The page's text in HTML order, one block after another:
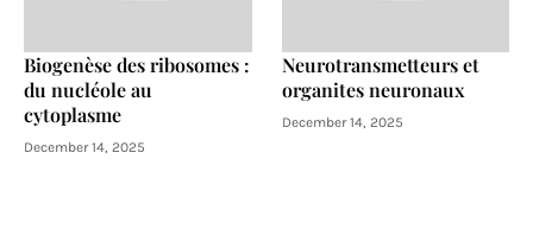
Biogenèse des ribosomes :
du nucléole au
cytoplasme
December 14, 2025
Neurotransmetteurs et
organites neuronaux
December 14, 2025